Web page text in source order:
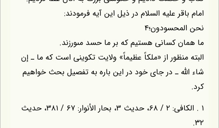
عليه السلام در ذيل اين آيه فرمودند:
كسانى هستيم كه بر ما حسد مىورزند.
از «ملكاً عظيماً» ولايت تكوينى است كه ما ـ إن
ـ در جاى خود در اين باره به تفصيل بحث خواهيم
۱ . الكافى: ۲ / ۶۸، حديث ۳، بحار الأنوار: ۶۷ / ۳۸۱، حديث